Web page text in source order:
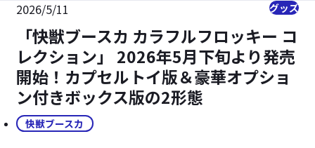
2026/5/11 グッズ
「快獣ブースカ カラフルフロッキー コ
レクション」 2026年5月下旬より発売
開始！カプセルトイ版＆豪華オプショ
ン付きボックス版の2形態
快獣ブースカ